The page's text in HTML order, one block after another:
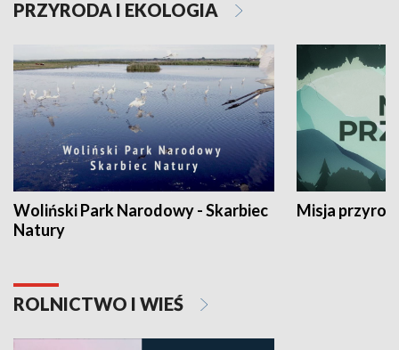
PRZYRODA I EKOLOGIA
Woliński Park Narodowy - Skarbiec
Natury
Misja
ROLNICTWO I WIEŚ